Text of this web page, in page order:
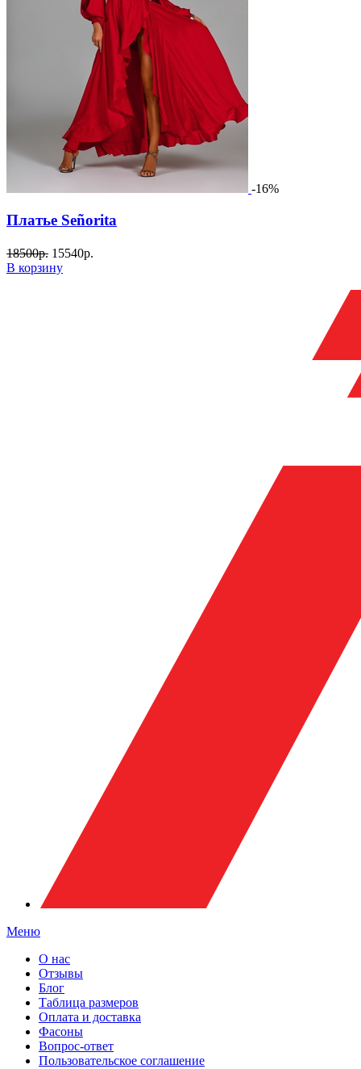
-16%
Платье Señorita
18500р. 15540р.
В корзину
Меню
О нас
Отзывы
Блог
Таблица размеров
Оплата и доставка
Фасоны
Вопрос-ответ
Пользовательское соглашение